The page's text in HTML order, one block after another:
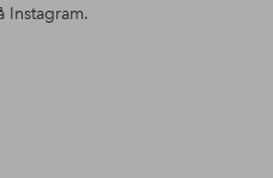
Instagram.